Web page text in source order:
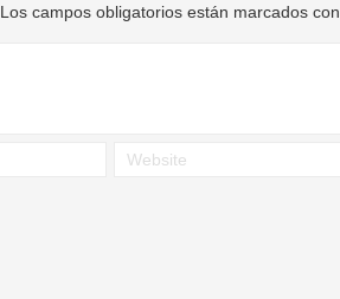
Los campos obligatorios están marcados con